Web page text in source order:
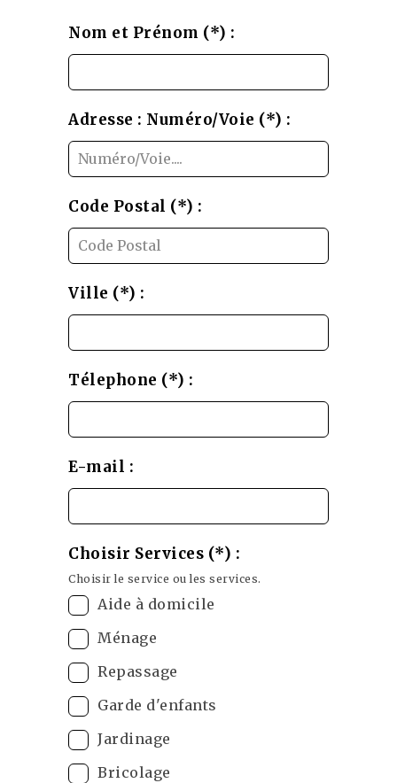
Leave
field
Nom et Prénom (*) :
Adresse : Numéro/Voie (*) :
Code Postal (*) :
Ville (*) :
Télephone (*) :
E-mail :
Choisir Services (*) :
Choisir le service ou les services.
Aide à domicile
Ménage
Repassage
Garde d'enfants
Jardinage
Bricolage